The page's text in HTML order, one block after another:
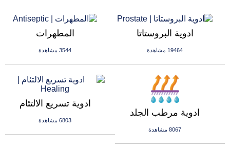
المطهرات
3544 مشاهدة
ادوية البروستاتا
19464 مشاهدة
ادوية تسريع الالتئام
6803 مشاهدة
ادوية مرطب الجلد
8067 مشاهدة